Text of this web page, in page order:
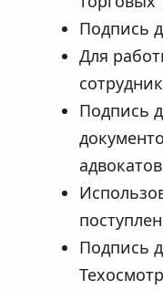
Подпись
Для
Подпись
адвокатов
Подпись